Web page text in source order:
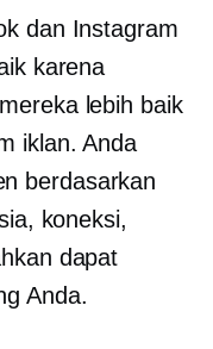
dan Instagram
karena
lebih baik
iklan. Anda
berdasarkan
koneksi,
dapat
Anda.